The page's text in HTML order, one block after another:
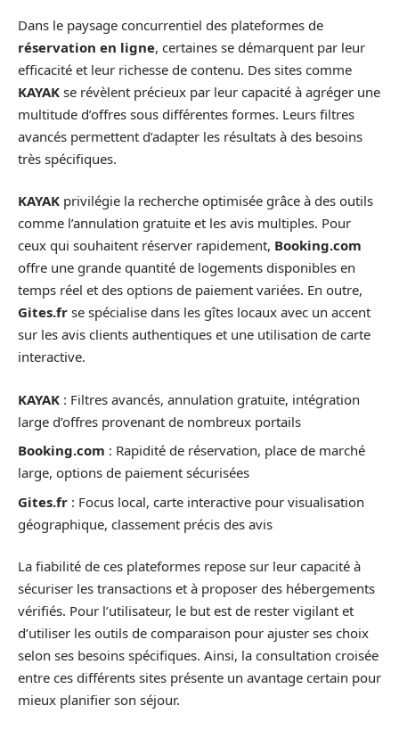
Dans le paysage concurrentiel des plateformes de
réservation en ligne, certaines se démarquent par leur
efficacité et leur richesse de contenu. Des sites comme
KAYAK se révèlent précieux par leur capacité à agréger une
multitude d’offres sous différentes formes. Leurs filtres
avancés permettent d’adapter les résultats à des besoins
très spécifiques.
KAYAK privilégie la recherche optimisée grâce à des outils
comme l’annulation gratuite et les avis multiples. Pour
ceux qui souhaitent réserver rapidement, Booking.com
offre une grande quantité de logements disponibles en
temps réel et des options de paiement variées. En outre,
Gites.fr se spécialise dans les gîtes locaux avec un accent
sur les avis clients authentiques et une utilisation de carte
interactive.
KAYAK : Filtres avancés, annulation gratuite, intégration
large d’offres provenant de nombreux portails
Booking.com : Rapidité de réservation, place de marché
large, options de paiement sécurisées
Gites.fr : Focus local, carte interactive pour visualisation
géographique, classement précis des avis
La fiabilité de ces plateformes repose sur leur capacité à
sécuriser les transactions et à proposer des hébergements
vérifiés. Pour l’utilisateur, le but est de rester vigilant et
d’utiliser les outils de comparaison pour ajuster ses choix
selon ses besoins spécifiques. Ainsi, la consultation croisée
entre ces différents sites présente un avantage certain pour
mieux planifier son séjour.